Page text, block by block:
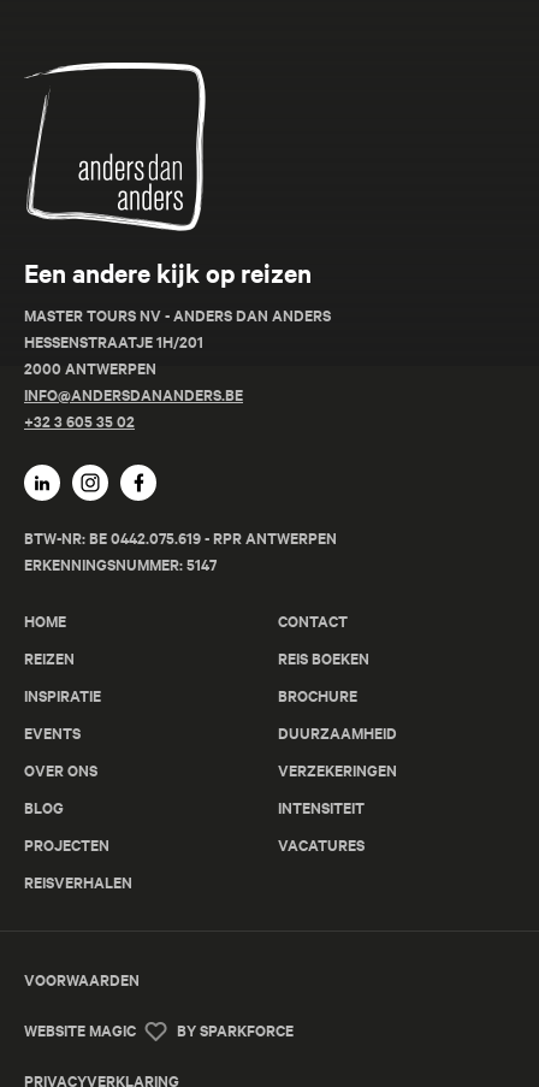
Anders
dan
Anders
Een andere kijk op reizen
MASTER TOURS NV - ANDERS DAN ANDERS
HESSENSTRAATJE 1H/201
2000 ANTWERPEN
INFO@ANDERSDANANDERS.BE
+32 3 605 35 02
BTW-NR: BE 0442.075.619 - RPR ANTWERPEN
ERKENNINGSNUMMER: 5147
HOME
REIZEN
INSPIRATIE
EVENTS
OVER ONS
BLOG
PROJECTEN
REISVERHALEN
CONTACT
REIS BOEKEN
BROCHURE
DUURZAAMHEID
VERZEKERINGEN
INTENSITEIT
VACATURES
VOORWAARDEN
WEBSITE MAGIC BY SPARKFORCE
PRIVACYVERKLARING